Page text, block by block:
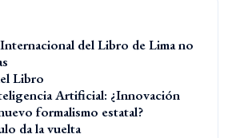
del Libro de Lima no
Libro
Artificial: ¿Innovación
formalismo estatal?
da la vuelta